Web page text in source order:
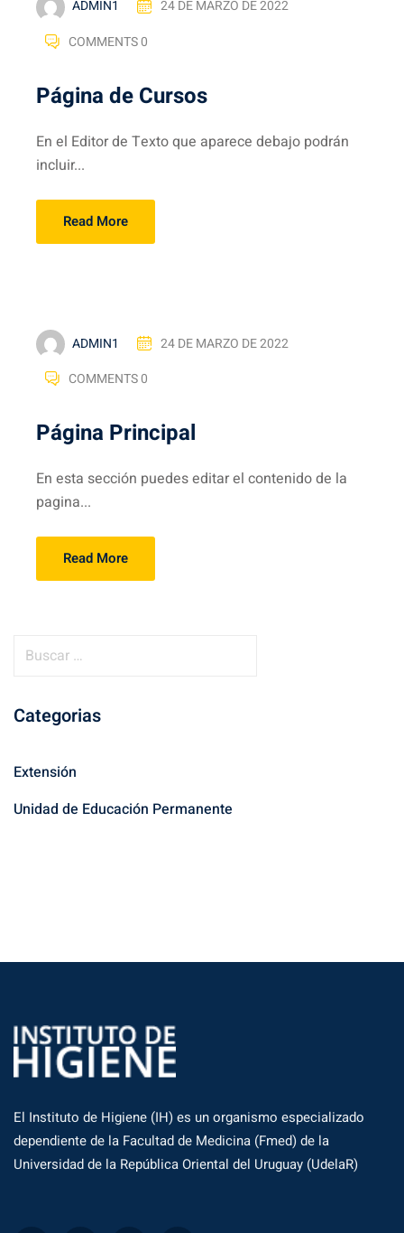
ADMIN1
24 DE MARZO DE 2022
COMMENTS 0
Página de Cursos
En el Editor de Texto que aparece debajo podrán
incluir...
Read More
ADMIN1
24 DE MARZO DE 2022
COMMENTS 0
Página Principal
En esta sección puedes editar el contenido de la
pagina...
Read More
c
r
Categorias
Extensión
Unidad de Educación Permanente
El Instituto de Higiene (IH) es un organismo especializado
dependiente de la Facultad de Medicina (Fmed) de la
Universidad de la República Oriental del Uruguay (UdelaR)